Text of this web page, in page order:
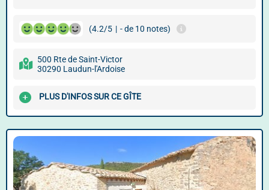
(4.2/5 | - de 10 notes)
500 Rte de Saint-Victor
30290 Laudun-l'Ardoise
PLUS D'INFOS SUR CE GÎTE